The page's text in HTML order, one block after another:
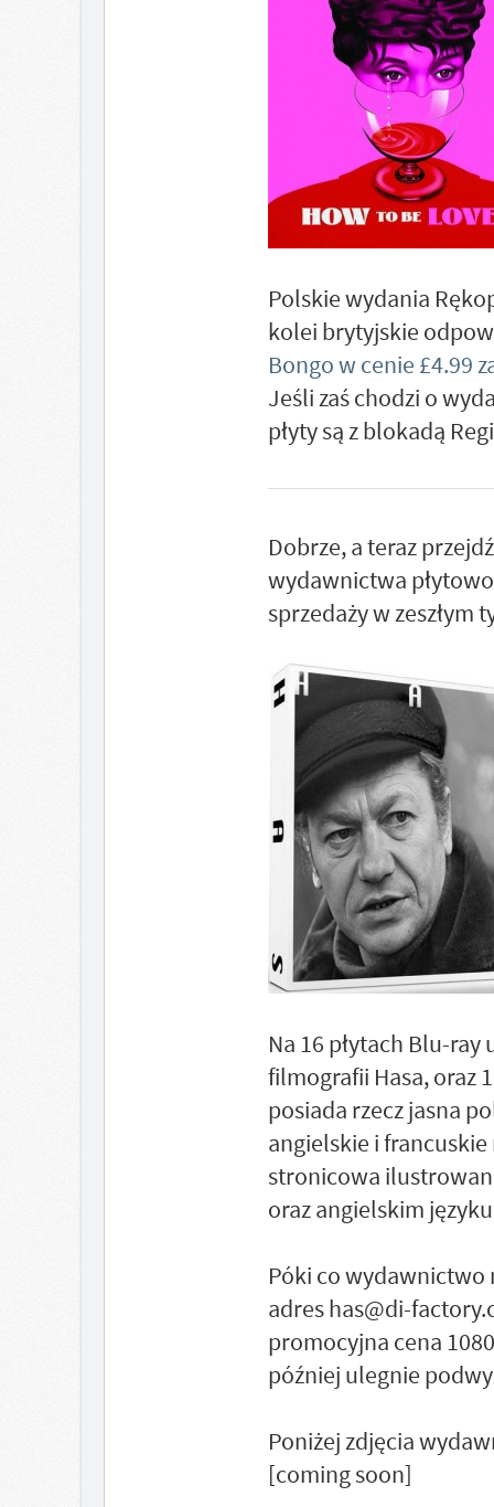
Polskie wydania
kolei brytyjskie
Bongo w cenie £4.99
Jeśli zaś chodzi o
płyty są z blokadą
Dobrze, a teraz
wydawnictwa
sprzedaży w zeszłym
Na 16 płytach Blu-
filmografii Hasa, oraz
posiada rzecz jasna
angielskie i
stronicowa
oraz angielskim
Póki co wydawnictwo
adres has@di-
promocyjna cena
później ulegnie
Poniżej zdjęcia
[coming soon]